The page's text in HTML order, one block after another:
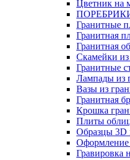
Цветник на
Гранитные
Гранитная
Гранитная
Скамейки из
Гранитные
Лампады из
Вазы из
Гранитная
Крошка
Плиты
Образцы 3D
Оформление
Гравировка